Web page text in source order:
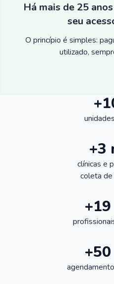
Há mais de 25
seu
O princípio é simples:
utilizado,
+3
clínicas e
coleta